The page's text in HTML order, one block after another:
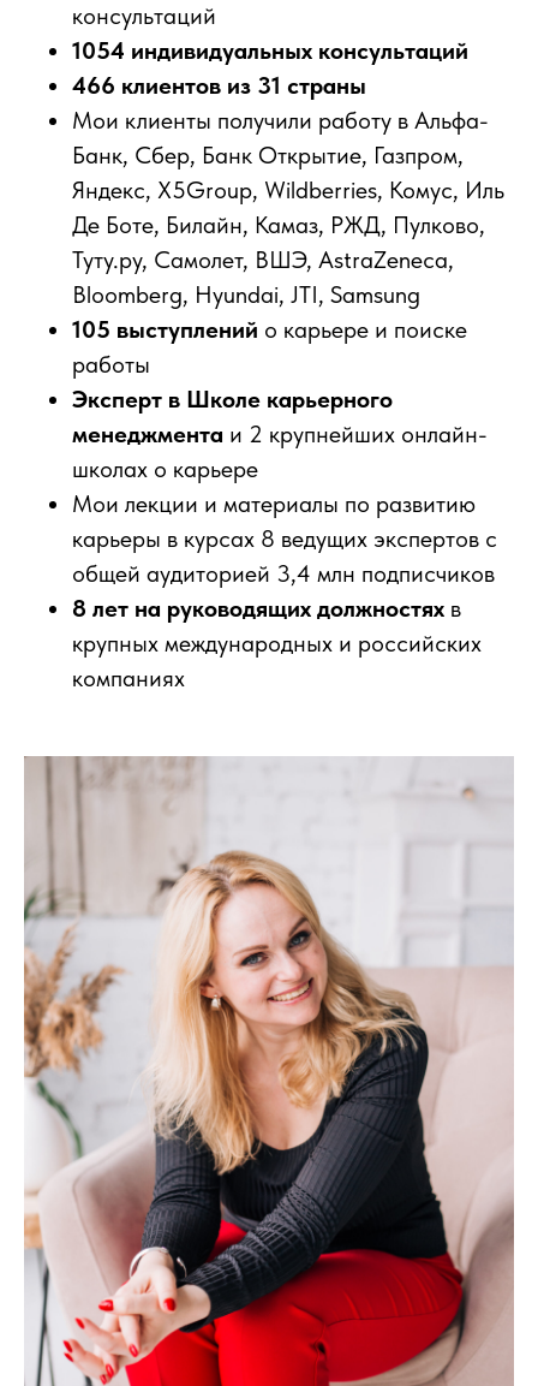
консультаций
1054 индивидуальных консультаций
466 клиентов из 31 страны
Мои клиенты получили работу в Альфа-
Банк, Сбер, Банк Открытие, Газпром,
Яндекс, Х5Group, Wildberries, Комус, Иль
Де Боте, Билайн, Камаз, РЖД, Пулково,
Туту.ру, Самолет, ВШЭ, AstraZeneca,
Bloomberg, Hyundai, JTI, Samsung
105 выступлений о карьере и поиске
работы
Эксперт в Школе карьерного
менеджмента и 2 крупнейших онлайн-
школах о карьере
Мои лекции и материалы по развитию
карьеры в курсах 8 ведущих экспертов с
общей аудиторией 3,4 млн подписчиков
8 лет на руководящих должностях в
крупных международных и российских
компаниях